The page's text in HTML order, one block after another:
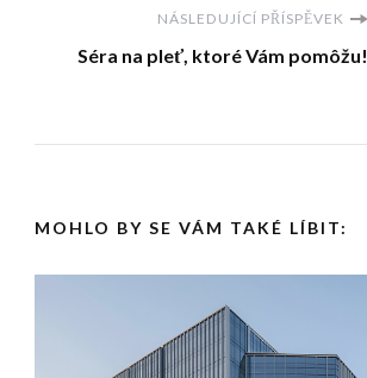
NÁSLEDUJÍCÍ PŘÍSPĚVEK
Séra na pleť, ktoré Vám pomôžu!
MOHLO BY SE VÁM TAKÉ LÍBIT: